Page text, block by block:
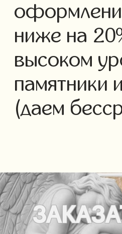
ниже на
высоком
памятники
(даем